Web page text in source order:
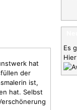
hat
der
ist,
hat. Selbst
Es